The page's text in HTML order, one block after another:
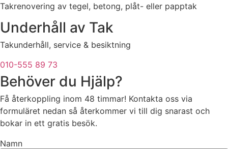
Takrenovering av tegel, betong, plåt- eller papptak
Underhåll av Tak
Takunderhåll, service & besiktning
010-555 89 73
Behöver du Hjälp?
Få återkoppling inom 48 timmar! Kontakta oss via
formuläret nedan så återkommer vi till dig snarast och
bokar in ett gratis besök.
Namn